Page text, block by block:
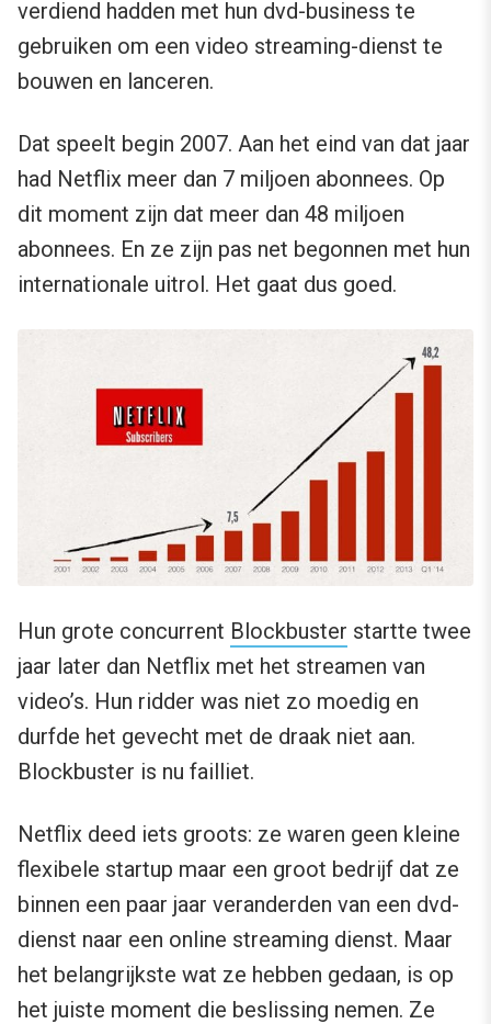
verdiend hadden met hun dvd-business te
gebruiken om een video streaming-dienst te
bouwen en lanceren.
Dat speelt begin 2007. Aan het eind van dat jaar
had Netflix meer dan 7 miljoen abonnees. Op
dit moment zijn dat meer dan 48 miljoen
abonnees. En ze zijn pas net begonnen met hun
internationale uitrol. Het gaat dus goed.
Hun grote concurrent Blockbuster startte twee
jaar later dan Netflix met het streamen van
video’s. Hun ridder was niet zo moedig en
durfde het gevecht met de draak niet aan.
Blockbuster is nu failliet.
Netflix deed iets groots: ze waren geen kleine
flexibele startup maar een groot bedrijf dat ze
binnen een paar jaar veranderden van een dvd-
dienst naar een online streaming dienst. Maar
het belangrijkste wat ze hebben gedaan, is op
het juiste moment die beslissing nemen. Ze